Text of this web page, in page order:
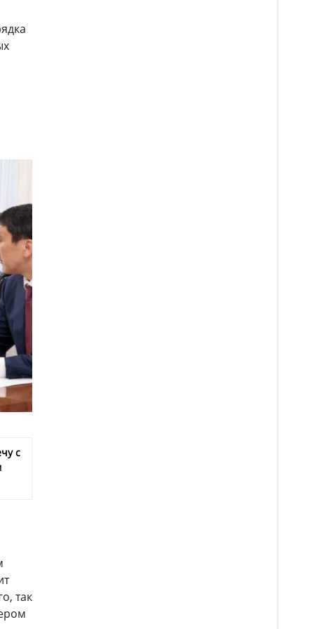
с
так